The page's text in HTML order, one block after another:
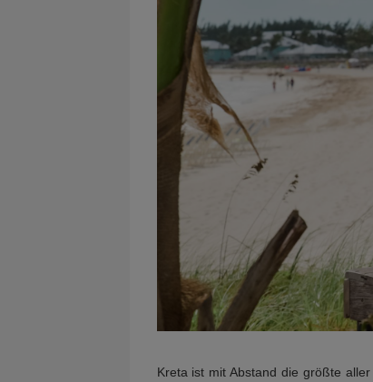
Kreta ist mit Abstand die größte